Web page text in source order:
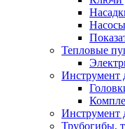
Тепловые
Инструмент
Инструмент
Трубогибы,